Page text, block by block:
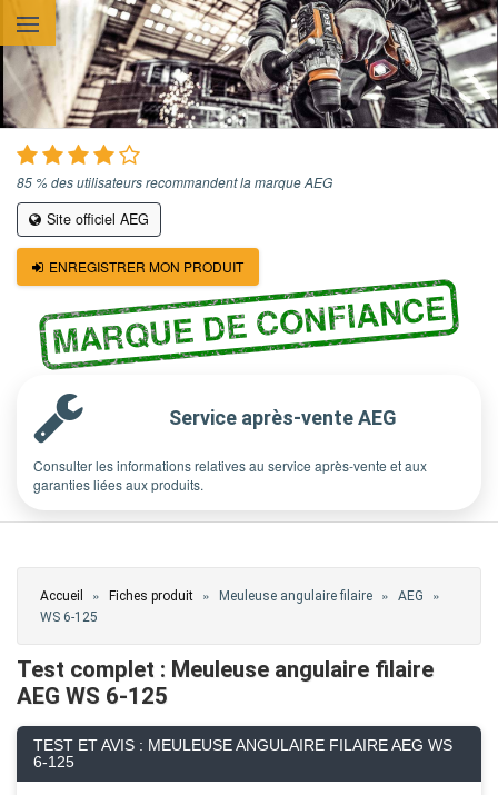
Aller au contenu principal
85 % des utilisateurs recommandent la marque AEG
Site officiel AEG
ENREGISTRER MON PRODUIT
MARQUE DE CONFIANCE
Service après-vente AEG
Consulter les informations relatives au service après-vente et aux
garanties liées aux produits.
Vous êtes ici
Accueil » Fiches produit » Meuleuse angulaire filaire » AEG »
WS 6-125
Test complet : Meuleuse angulaire filaire
AEG WS 6-125
TEST ET AVIS : MEULEUSE ANGULAIRE FILAIRE AEG WS
6-125